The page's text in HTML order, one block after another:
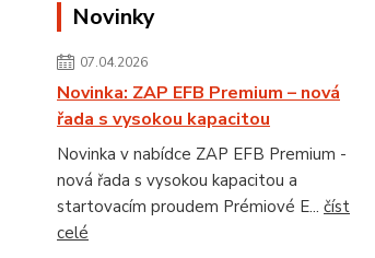
Novinky
07.04.2026
Novinka: ZAP EFB Premium – nová
řada s vysokou kapacitou
Novinka v nabídce ZAP EFB Premium -
nová řada s vysokou kapacitou a
startovacím proudem Prémiové E... číst
celé